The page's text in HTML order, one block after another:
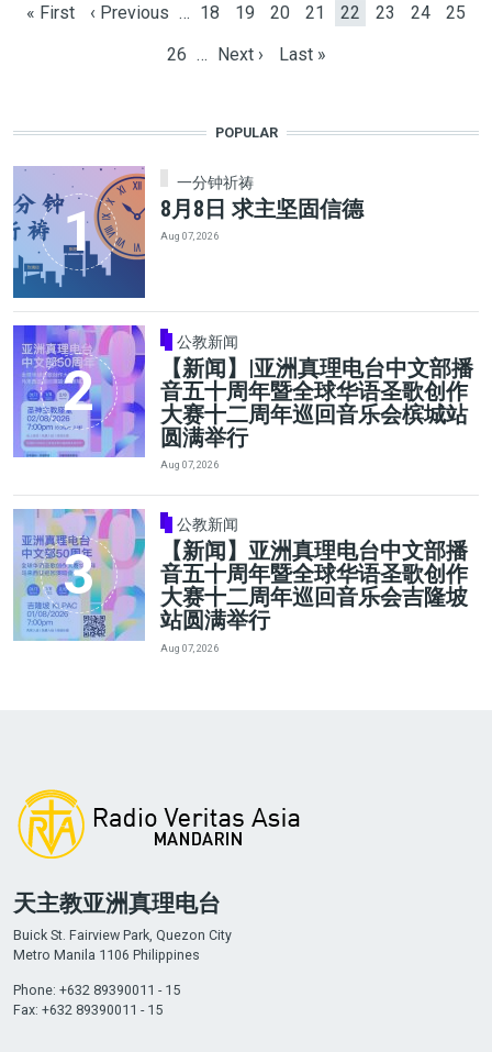
First page
« First Previous page
‹ Previous … Page
18 Page
19 Page
20 Page
21 Current page
22 Page
23 Page
24 Page
25
Page
26 … Next page
Next › Last page
Last »
POPULAR
一分钟祈祷
8月8日 求主坚固信德
Aug 07, 2026
公教新闻
【新闻】|亚洲真理电台中文部播
音五十周年暨全球华语圣歌创作
大赛十二周年巡回音乐会槟城站
圆满举行
Aug 07, 2026
公教新闻
【新闻】亚洲真理电台中文部播
音五十周年暨全球华语圣歌创作
大赛十二周年巡回音乐会吉隆坡
站圆满举行
Aug 07, 2026
天主教亚洲真理电台
Buick St. Fairview Park, Quezon City
Metro Manila 1106 Philippines
Phone: +632 89390011 - 15
Fax: +632 89390011 - 15